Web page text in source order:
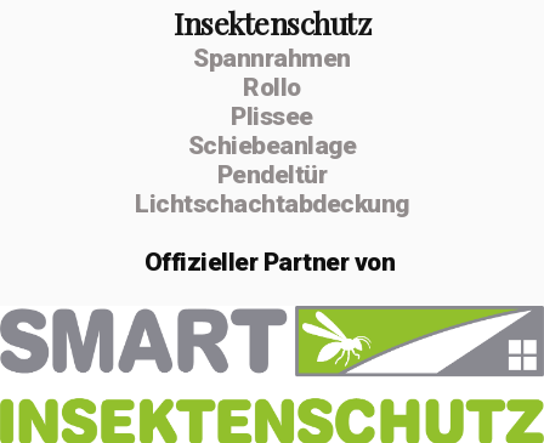
Insektenschutz
Spannrahmen
Rollo
Plissee
Schiebeanlage
Pendeltür
Lichtschachtabdeckung
OffiziellerPartner von